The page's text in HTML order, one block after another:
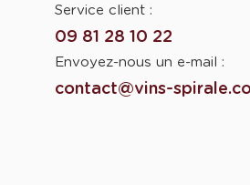
Service client :
09 81 28 10 22
Envoyez-nous un e-mail :
contact@vins-